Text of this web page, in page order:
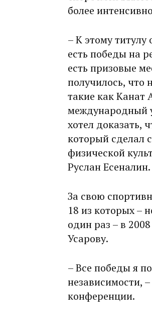
более
– К этому
есть победы на
есть призовые
получилось, что
такие как
международный
хотел доказать,
который сделал
физической
Руслан Есеналин.
За свою
18 из которых –
один раз – в
Усарову.
– Все победы я
независимости,
конференции.